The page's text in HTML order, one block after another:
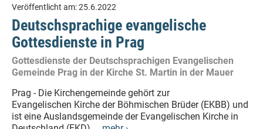
Veröffentlicht am:25.6.2022
Deutschsprachige evangelische
Gottesdienste in Prag
Gottesdienste der Deutschsprachigen Evangelischen
Gemeinde Prag in der Kirche St. Martin in der Mauer
Prag - Die Kirchengemeinde gehört zur
Evangelischen Kirche der Böhmischen Brüder (EKBB) und
ist eine Auslandsgemeinde der Evangelischen Kirche in